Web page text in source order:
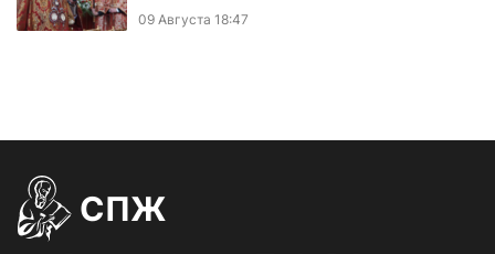
09 Августа 18:47
СПЖ